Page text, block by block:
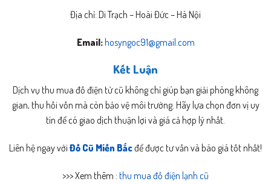
Địa chỉ: Di Trạch – Hoài Đức – Hà Nội
Email:hosyngoc91@gmail.com
Kết Luận
Dịch vụ thu mua đồ điện tử cũ không chỉ giúp bạn giải phóng không
gian, thu hồi vốn mà còn bảo vệ môi trường. Hãy lựa chọn đơn vị uy
tín để có giao dịch thuận lợi và giá cả hợp lý nhất.
Liên hệ ngay với Đồ Cũ Miền Bắcđể được tư vấn và báo giá tốt nhất!
>>> Xem thêm : thu mua đồ điện lạnh cũ